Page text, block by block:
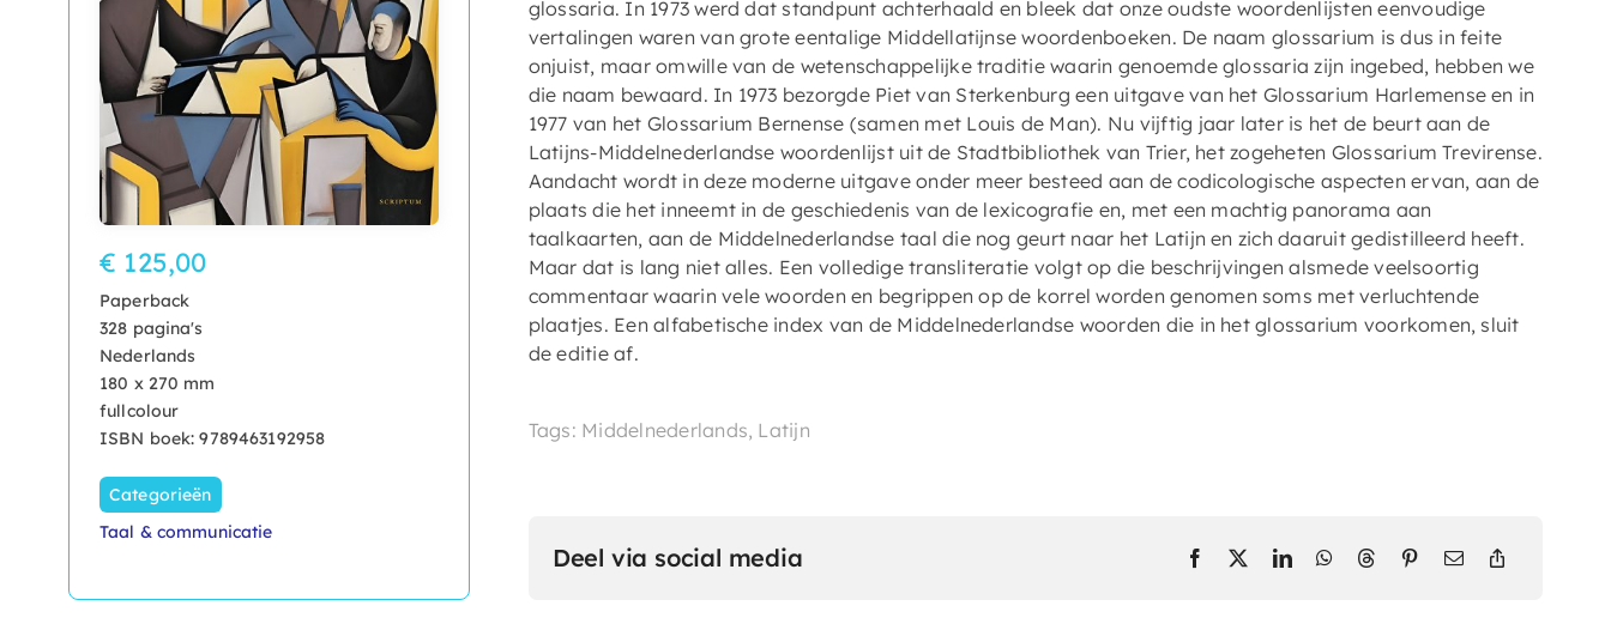
€ 125,00
Paperback
328 pagina's
Nederlands
180 x 270 mm
fullcolour
ISBN boek: 9789463192958
Categorieën
Taal & communicatie
glossaria. In 1973 werd dat standpunt achterhaald en bleek dat onze oudste woordenlijsten eenvoudige
vertalingen waren van grote eentalige Middellatijnse woordenboeken. De naam glossarium is dus in feite
onjuist, maar omwille van de wetenschappelijke traditie waarin genoemde glossaria zijn ingebed, hebben we
die naam bewaard. In 1973 bezorgde Piet van Sterkenburg een uitgave van het Glossarium Harlemense en in
1977 van het Glossarium Bernense (samen met Louis de Man). Nu vijftig jaar later is het de beurt aan de
Latijns-Middelnederlandse woordenlijst uit de Stadtbibliothek van Trier, het zogeheten Glossarium Trevirense.
Aandacht wordt in deze moderne uitgave onder meer besteed aan de codicologische aspecten ervan, aan de
plaats die het inneemt in de geschiedenis van de lexicografie en, met een machtig panorama aan
taalkaarten, aan de Middelnederlandse taal die nog geurt naar het Latijn en zich daaruit gedistilleerd heeft.
Maar dat is lang niet alles. Een volledige transliteratie volgt op die beschrijvingen alsmede veelsoortig
commentaar waarin vele woorden en begrippen op de korrel worden genomen soms met verluchtende
plaatjes. Een alfabetische index van de Middelnederlandse woorden die in het glossarium voorkomen, sluit
de editie af.
Tags: Middelnederlands, Latijn
Deel via social media